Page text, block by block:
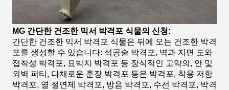
MG 간단한 건조한 믹서 박격포 식물의 신청:
간단한 건조한 믹서 박격포 식물은 뒤에 오는 건조한 박격
포를 생성할 수 있습니다: 석공술 박격포, 벽과 지면 도와
접착성 박격포, 묘박지 박격포 등 장식적인 고약의, 안 및
외벽 퍼티, 다채로운 훈장 박격포 등은 박격포, 착용 저항
박격포, 열 절연제 박격포, 방음 박격포, 수선 박격포, 박격